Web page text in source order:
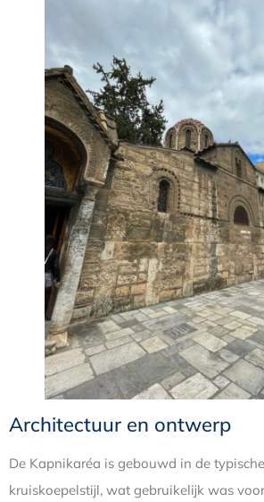
Architectuur en ontwerp
De Kapnikaréa is gebouwd in de
kruiskoepelstijl, wat gebruikelijk was